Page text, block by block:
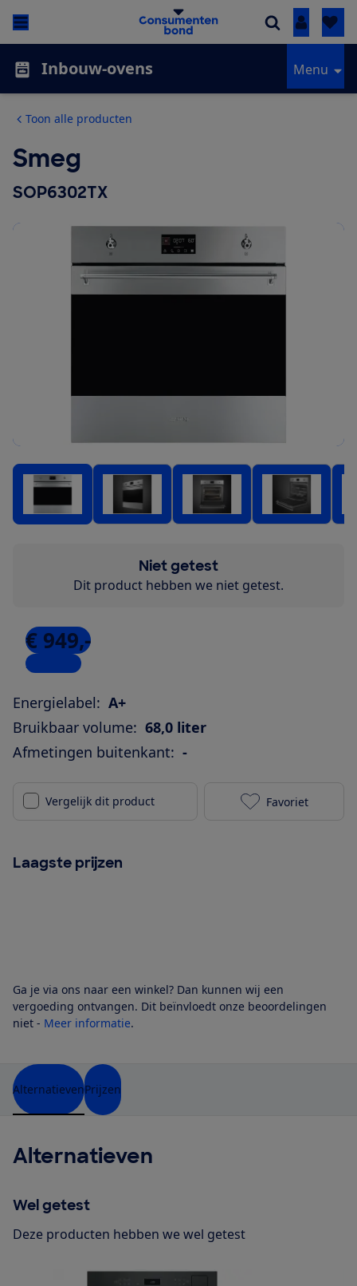
Inloggen
Inbouw-ovens Menu
Toon alle producten
Smeg
SOP6302TX
Niet getest
Dit product hebben we niet getest.
€ 949,-
2 winkels
Energielabel: A+
Bruikbaar volume: 68,0 liter
Afmetingen buitenkant: -
Vergelijk dit product Smeg
Favoriet
Laagste prijzen
Ga je via ons naar een winkel? Dan kunnen wij een
vergoeding ontvangen. Dit beïnvloedt onze beoordelingen
niet - Meer informatie.
AlternatievenPrijzen
Alternatieven
Wel getest
Deze producten hebben we wel getest